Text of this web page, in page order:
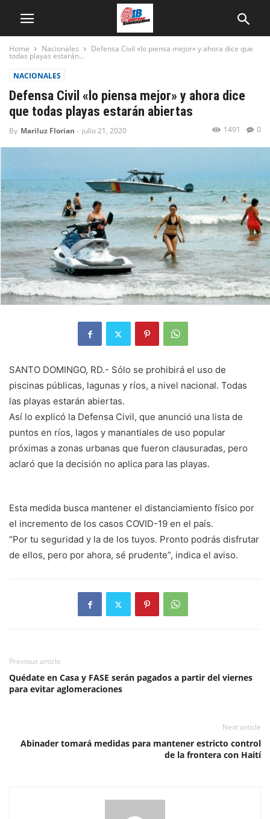
Home Nacionales Defensa Civil «lo piensa mejor» y ahora dice que
todas playas estarán...
NACIONALES
Defensa Civil «lo piensa mejor» y ahora dice
que todas playas estarán abiertas
By Mariluz Florian - julio 21, 2020 0
1491
SANTO DOMINGO, RD.- Sólo se prohibirá el uso de
piscinas públicas, lagunas y ríos, a nivel nacional. Todas
las playas estarán abiertas.
Así lo explicó la Defensa Civil, que anunció una lista de
puntos en ríos, lagos y manantiales de uso popular
próximas a zonas urbanas que fueron clausuradas, pero
aclaró que la decisión no aplica para las playas.
Esta medida busca mantener el distanciamiento físico por
el incremento de los casos COVID-19 en el país.
“Por tu seguridad y la de los tuyos. Pronto podrás disfrutar
de ellos, pero por ahora, sé prudente”, indica el aviso.
Previous article
Quédate en Casa y FASE serán pagados a partir del viernes
para evitar aglomeraciones
Next article
Abinader tomará medidas para mantener estricto control
de la frontera con Haití